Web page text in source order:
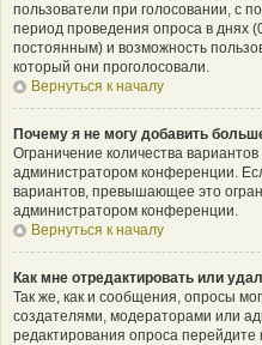
пользователи при голосовании, с
период проведения опроса в днях
постоянным) и возможность
который они проголосовали.
Вернуться к началу
Почему я не могу добавить
Ограничение количества
администратором конференции.
вариантов, превышающее это
администратором конференции.
Вернуться к началу
Как мне отредактировать или
Так же, как и сообщения, опросы
создателями, модераторами или
редактирования опроса